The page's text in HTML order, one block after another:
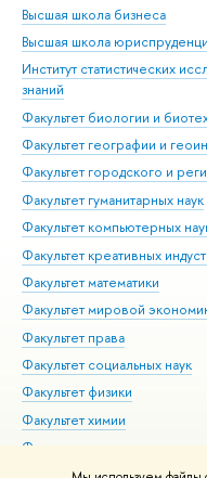
Высшая школа бизнеса
Высшая школа
Институт статистических
знаний
Факультет биологии и
Факультет географии и
Факультет городского и
Факультет гуманитарных наук
Факультет компьютерных
Факультет креативных
Факультет математики
Факультет мировой
Факультет права
Факультет социальных наук
Факультет физики
Факультет химии
Факультет экономических наук